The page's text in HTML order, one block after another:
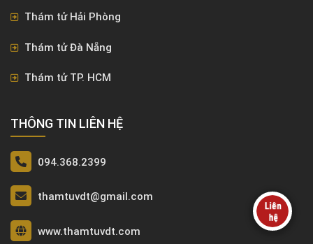
Thám tử Hải Phòng
Thám tử Đà Nẵng
Thám tử TP. HCM
THÔNG TIN LIÊN HỆ
094.368.2399
thamtuvdt@gmail.com
www.thamtuvdt.com